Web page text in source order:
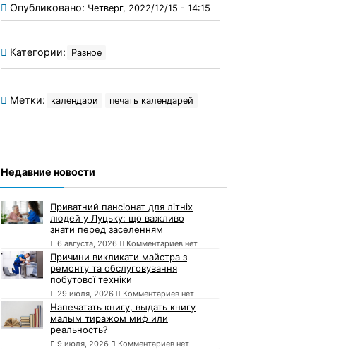
Опубликовано: Четверг, 2022/12/15 - 14:15
Категории: Разное
Метки: календари печать календарей
Недавние новости
Приватний пансіонат для літніх
людей у Луцьку: що важливо
знати перед заселенням
6 августа, 2026 Комментариев нет
Причини викликати майстра з
ремонту та обслуговування
побутової техніки
29 июля, 2026 Комментариев нет
Напечатать книгу, выдать книгу
малым тиражом миф или
реальность?
9 июля, 2026 Комментариев нет